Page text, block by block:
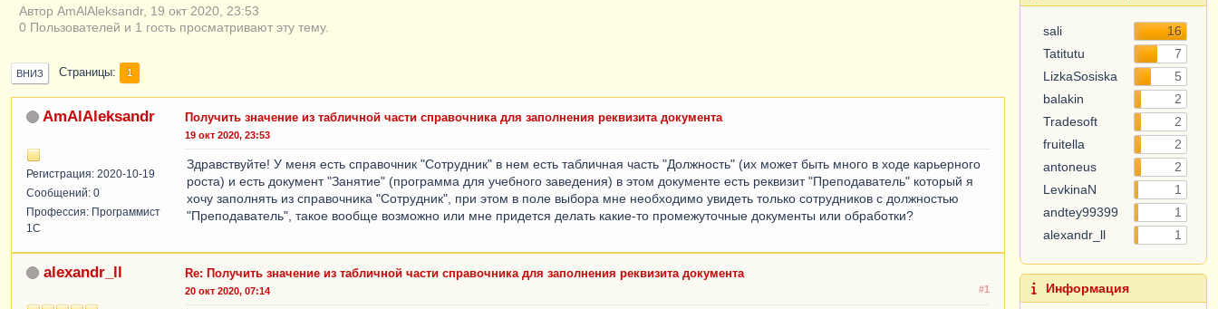
Автор AmAlAleksandr, 19 окт 2020, 23:53
0 Пользователей и 1 гость просматривают эту тему.
ВНИЗ Страницы 1
AmAlAleksandr
Регистрация: 2020-10-19
Сообщений: 0
Профессия: Программист
1С
Получить значение из табличной части справочника для заполнения реквизита документа
19 окт 2020, 23:53
Здравствуйте! У меня есть справочник "Сотрудник" в нем есть табличная часть "Должность" (их может быть много в ходе карьерного
роста) и есть документ "Занятие" (программа для учебного заведения) в этом документе есть реквизит "Преподаватель" который я
хочу заполнять из справочника "Сотрудник", при этом в поле выбора мне необходимо увидеть только сотрудников с должностью
"Преподаватель", такое вообще возможно или мне придется делать какие-то промежуточные документы или обработки?
alexandr_ll Re: Получить значение из табличной части справочника для заполнения реквизита документа
#1
20 окт 2020, 07:14
sali
16
Tatitutu
7
LizkaSosiska
5
balakin
2
Tradesoft
2
fruitella
2
antoneus
2
LevkinaN
1
1
alexandr_ll 1